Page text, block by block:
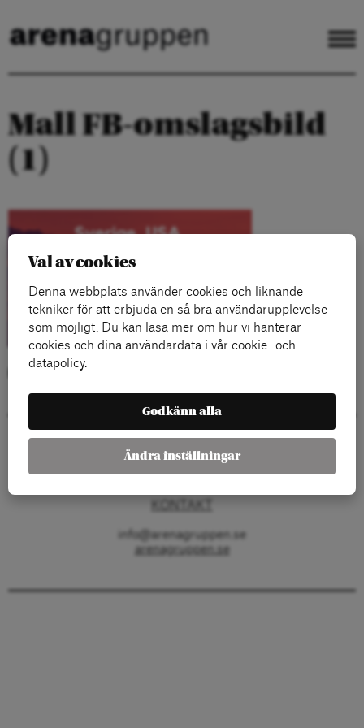
Mall FB-omslagsbild
(1)
Barnhusgatan 4
111 23 Stockholm
info@arenagruppen.se
arenagruppen.se
Val av cookies
Denna webbplats använder cookies och liknande
tekniker för att erbjuda en så bra användarupplevelse
som möjligt. Du kan läsa mer om hur vi hanterar
cookies och dina användardata i vår cookie- och
datapolicy.
Godkänn alla
Ändra inställningar